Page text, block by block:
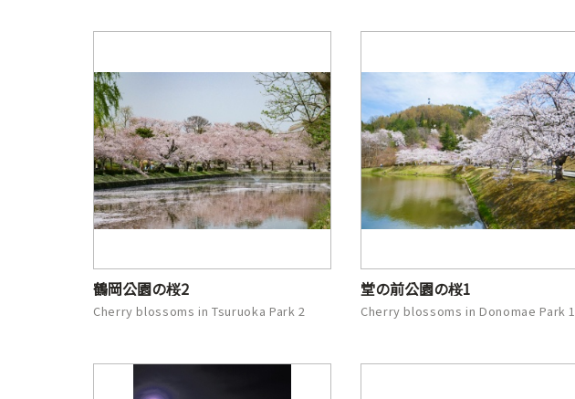
鶴岡公園の桜2
Cherry blossoms in Tsuruoka Park 2
堂の前公園の桜1
Cherry blossoms in Donomae Park 1